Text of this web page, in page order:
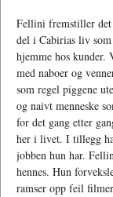
Fellini fremstiller
del i Cabirias liv
hjemme hos kunder.
med naboer og
som regel piggene
og naivt menneske
for det gang etter
her i livet. I tillegg
jobben hun har.
hennes. Hun
ramser opp feil